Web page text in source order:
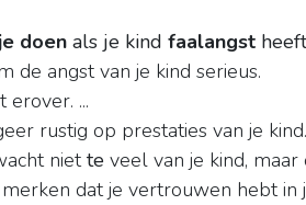
doen als je kind faalangst
de angst van je kind serieus.
erover. ...
rustig op prestaties van je kind.
niette veel van je kind,
dat je vertrouwen hebt in